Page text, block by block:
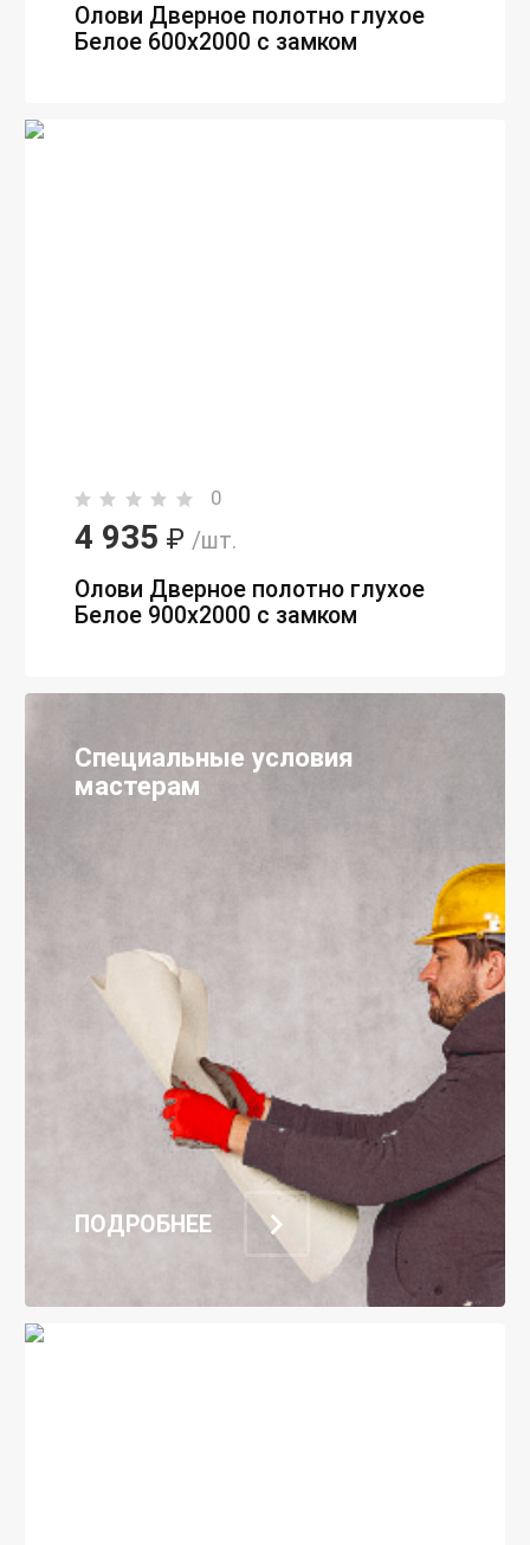
Олови Дверное полотно глухое
Белое 600х2000 с замком
0
4 935 ₽ /шт.
Олови Дверное полотно глухое
Белое 900х2000 с замком
Специальные условия
мастерам
ПОДРОБНЕЕ